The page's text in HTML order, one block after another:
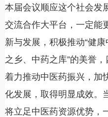
本届会议顺应这个社会发
交流合作大平台，一定能
新与发展，积极推动“健
之乡、中药之库”的美誉
着力推动中医药振兴，加
化发展，取得明显成效。
将立足中医药资源优势，